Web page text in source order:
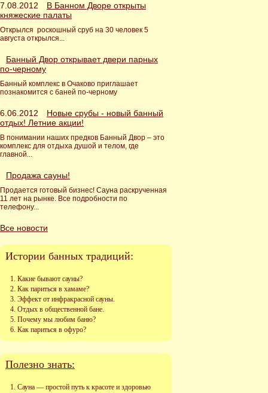
7.08.2012
В Банном Дворе открыты
княжеские палаты
Открылся роскошный сруб на 30 человек 5
августа открылся...
Банный Двор открывает двери парных
по-черному
Банный комплекс в Очаково приглашает
познакомится с баней по-черному
6.06.2012
Новые срубы - новый банный
отдых! Летние акции!
В понимании наших предков Банный Двор – это
комплекс для отдыха душой и телом, где
главной...
Продажа сауны!
Продается готовый бизнес! Сауна раскрученная
11 лет на рынке. Все подробности по
телефону...
Все новости
Истории банных традиций:
Какие бывают сауны?
Как париться в хамаме?
Эффект от инфракрасной сауны.
Отдых в общественной бане.
Почему мы любим баню?
Как париться в офуро?
Полезно знать:
Сауна — простой путь к красоте и здоровью